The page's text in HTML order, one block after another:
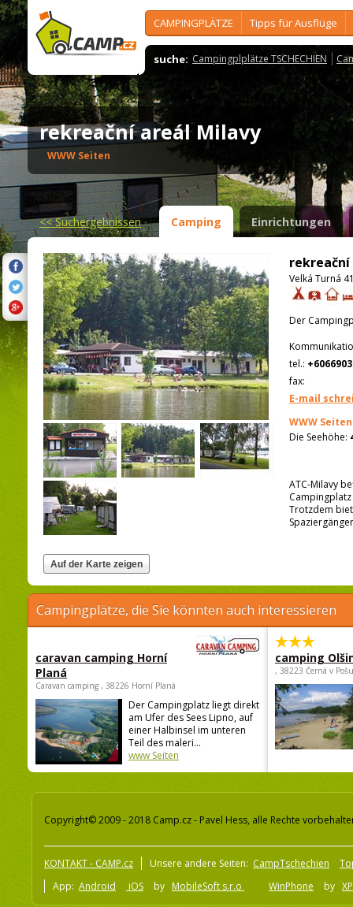
CAMPINGPLÄTZE Tipps für Ausflüge
suche: Campingplplätze TSCHECHIEN
rekreační areál Milavy
WWW Seiten
<<Suchergebnissen Camping Einrichtungen
Velká Turná
Der
tel.:
fax:
E-mail
WWW Seiten
Die Seehöhe:
ATC-Milavy
Trotzdem
Campingplätze, die Sie könnten auch interessieren
caravan camping Horní
Planá
Caravan camping , 38226 Horní Planá
Der Campingplatz liegt direkt
am Ufer des Sees Lipno, auf
einer Halbinsel im unteren
Teil des maleri...
www Seiten
camping
, 38223 Černá v
Copyright© 2009 - 2018 Camp.cz - Pavel Hess, alle Rechte
KONTAKT - CAMP.cz Unsere andere Seiten: CampTschechien
App: Android iOS by MobileSoft s.r.o WinPhone by